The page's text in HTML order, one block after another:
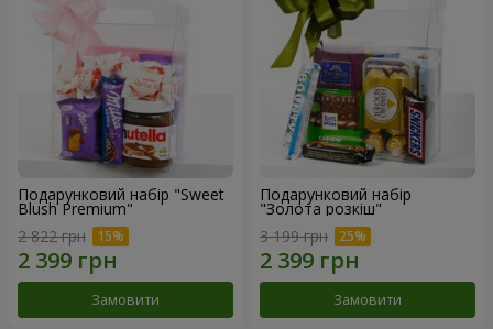
Подарунковий набір "Sweet
Blush Premium"
2 822 грн
Замовити
Подарунковий набір
"Золота розкіш"
3 199 грн
Замовити